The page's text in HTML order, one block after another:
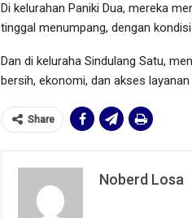
Di kelurahan Paniki Dua, mereka
tinggal menumpang, dengan
Dan di keluraha Sindulang Satu,
bersih, ekonomi, dan akses layanan
Share
Noberd Losa